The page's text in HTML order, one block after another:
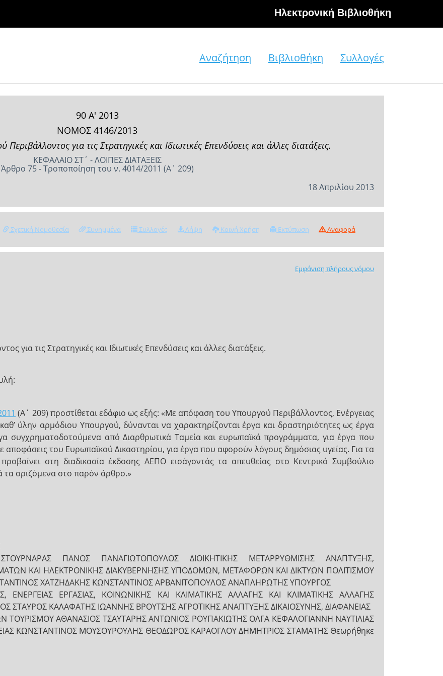
Hλεκτρονική Βιβλιοθήκη
Αναζήτηση Βιβλιοθήκη Συλλογές
90 Α' 2013
ΝΟΜΟΣ 4146/2013
για τις Στρατηγικές και Ιδιωτικές Επενδύσεις και άλλες διατάξεις.
ΚΕΦΑΛΑΙΟ ΣΤ΄ - ΛΟΙΠΕΣ ΔΙΑΤΑΞΕΙΣ
Άρθρο 75 - Τροποποίηση του ν. 4014/2011 (Α΄ 209)
18 Απριλίου 2013
Σχετική Νομοθεσία Συνημμένα Συλλογές Λήψη Κοινή Χρήση Εκτύπωση Αναφορά
Εμφάνιση πλήρους νόμου
για τις Στρατηγικές και Ιδιωτικές Επενδύσεις και άλλες διατάξεις.
(Α΄ 209) προστίθεται εδάφιο ως εξής: «Με απόφαση του Υπουργού Περιβάλλοντος, Ενέργειας
ύλην αρμόδιου Υπουργού, δύνανται να χαρακτηρίζονται έργα και δραστηριότητες ως έργα
συγχρηματοδοτούμενα από Διαρθρωτικά Ταμεία και ευρωπαϊκά προγράμματα, για έργα που
του Ευρωπαϊκού Δικαστηρίου, για έργα που αφορούν λόγους δημόσιας υγείας. Για τα
στη διαδικασία έκδοσης ΑΕΠΟ εισάγοντάς τα απευθείας στο Κεντρικό Συμβούλιο
τα οριζόμενα στο παρόν άρθρο.»
ΠΑΝΟΣ ΠΑΝΑΓΙΩΤΟΠΟΥΛΟΣ ΔΙΟΙΚΗΤΙΚΗΣ ΜΕΤΑΡΡΥΘΜΙΣΗΣ ΑΝΑΠΤΥΞΗΣ,
ΚΑΙ ΗΛΕΚΤΡΟΝΙΚΗΣ ΔΙΑΚΥΒΕΡΝΗΣΗΣ ΥΠΟΔΟΜΩΝ, ΜΕΤΑΦΟΡΩΝ ΚΑΙ ΔΙΚΤΥΩΝ ΠΟΛΙΤΙΣΜΟΥ
ΧΑΤΖΗΔΑΚΗΣ ΚΩΝΣΤΑΝΤΙΝΟΣ ΑΡΒΑΝΙΤΟΠΟΥΛΟΣ ΑΝΑΠΛΗΡΩΤΗΣ ΥΠΟΥΡΓΟΣ
ΕΝΕΡΓΕΙΑΣ ΕΡΓΑΣΙΑΣ, ΚΟΙΝΩΝΙΚΗΣ ΚΑΙ ΚΛΙΜΑΤΙΚΗΣ ΑΛΛΑΓΗΣ ΚΑΙ ΚΛΙΜΑΤΙΚΗΣ ΑΛΛΑΓΗΣ
ΣΤΑΥΡΟΣ ΚΑΛΑΦΑΤΗΣ ΙΩΑΝΝΗΣ ΒΡΟΥΤΣΗΣ ΑΓΡΟΤΙΚΗΣ ΑΝΑΠΤΥΞΗΣ ΔΙΚΑΙΟΣΥΝΗΣ, ΔΙΑΦΑΝΕΙΑΣ
ΑΘΑΝΑΣΙΟΣ ΤΣΑΥΤΑΡΗΣ ΑΝΤΩΝΙΟΣ ΡΟΥΠΑΚΙΩΤΗΣ ΟΛΓΑ ΚΕΦΑΛΟΓΙΑΝΝΗ ΝΑΥΤΙΛΙΑΣ
ΚΩΝΣΤΑΝΤΙΝΟΣ ΜΟΥΣΟΥΡΟΥΛΗΣ ΘΕΟΔΩΡΟΣ ΚΑΡΑΟΓΛΟΥ ΔΗΜΗΤΡΙΟΣ ΣΤΑΜΑΤΗΣ Θεωρήθηκε